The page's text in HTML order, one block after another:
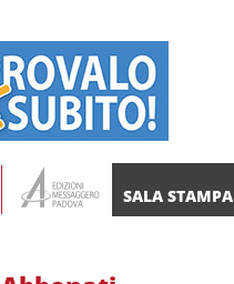
SALA STAMPA